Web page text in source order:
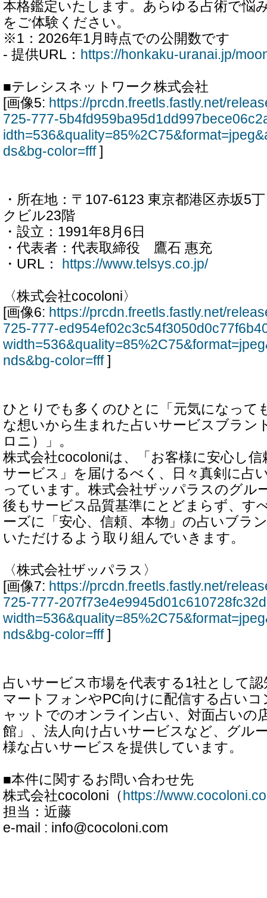
本格鑑定いたします。あらゆる占術で悩
をご体験ください。
※1：2026年1月時点での公開数です
- 提供URL： https://honkaku-uranai.jp/
■テレシスネットワーク株式会社
[画像5: https://prcdn.freetls.fastly.net/
725-777-
ds&bg-color=fff]
・所在地：〒107-6123 東京都港区赤坂5
クビル23階
・設立：1991年8月6日
・代表者：代表取締役 鷹石 惠充
・URL：
https://www.telsys.co.jp/
〈株式会社cocoloni〉
[画像6: https://prcdn.freetls.fastly.net/
725-777-
nds&bg-color=fff]
ひとりでも多くのひとに「元気になって
な想いから生まれた占いサービスブラン
ロニ）」。
株式会社cocoloniは、「お客様に安心し
サービス」を届けるべく、日々真剣に占
っています。株式会社ザッパラスのグル
後もサービス品質基準にとどまらず、す
ーズに「安心、信頼、本物」の占いブラ
いただけるよう取り組んでいきます。
〈株式会社ザッパラス〉
[画像7: https://prcdn.freetls.fastly.net/
725-777-
nds&bg-color=fff]
占いサービス市場を代表する1社として
マートフォンやPC向けに配信する占い
ャットでのオンライン占い、対面占いの
館」、法人向け占いサービスなど、グル
様な占いサービスを提供しています。
■本件に関するお問い合わせ先
株式会社cocoloni（ https://
担当：近藤
e-mail : info@cocoloni.com